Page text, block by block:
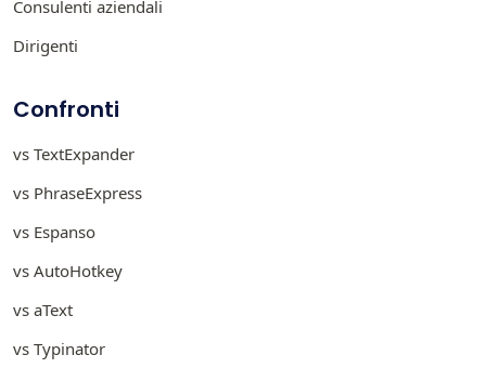
Consulenti aziendali
Dirigenti
Confronti
vs TextExpander
vs PhraseExpress
vs Espanso
vs AutoHotkey
vs aText
vs Typinator